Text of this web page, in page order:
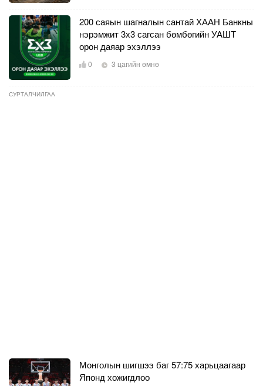
200 саяын шагналын сантай ХААН Банкны
нэрэмжит 3х3 сагсан бөмбөгийн УАШТ
орон даяар эхэллээ
0 3 цагийн өмнө
СУРТАЛЧИЛГАА
Монголын шигшээ баг 57:75 харьцаагаар
Японд хожигдлоо